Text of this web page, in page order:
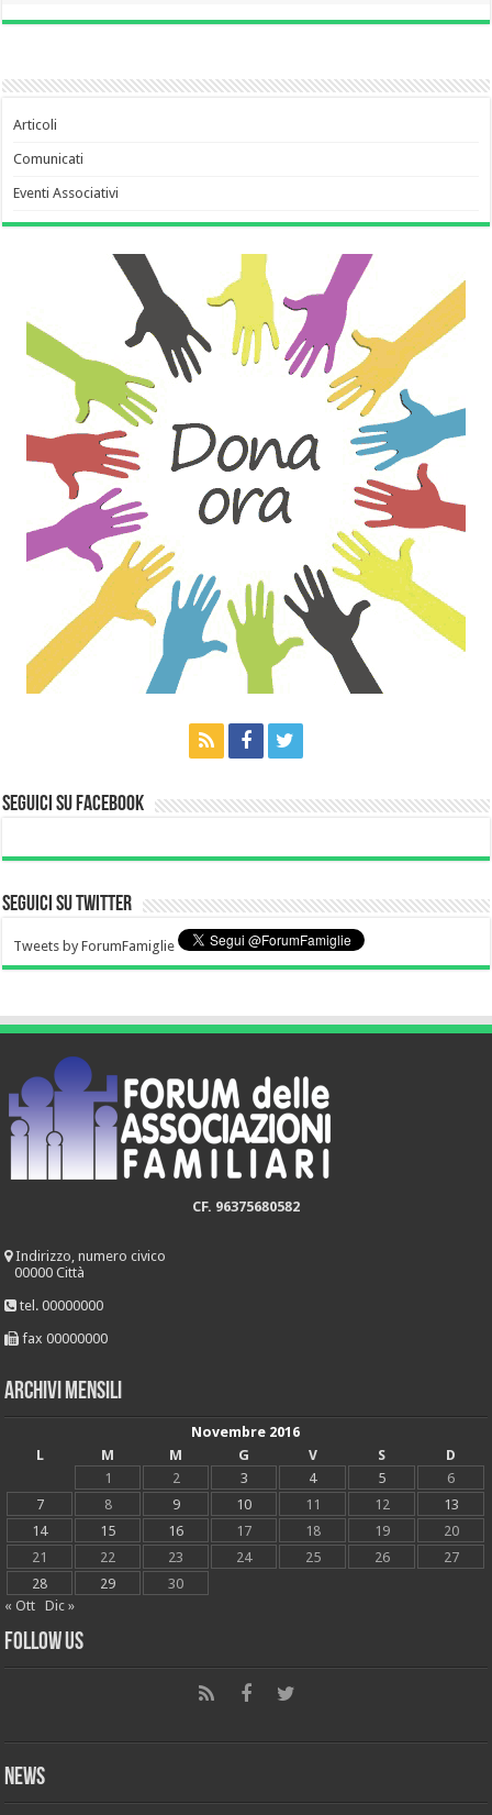
Articoli
Comunicati
Eventi Associativi
Seguici su Facebook
Seguici su Twitter
Tweets by ForumFamiglie
CF. 96375680582
Indirizzo, numero civico
00000 Città
tel. 00000000
fax 00000000
Archivi mensili
Novembre 2016
L
M M G V S
D
1
2 3 4 5
6
7
8 9 10 11 12
13
14
15 16 17 18 19
20
21
22 23 24 25 26
27
28
29
30
« Ott
Dic »
Follow Us
News